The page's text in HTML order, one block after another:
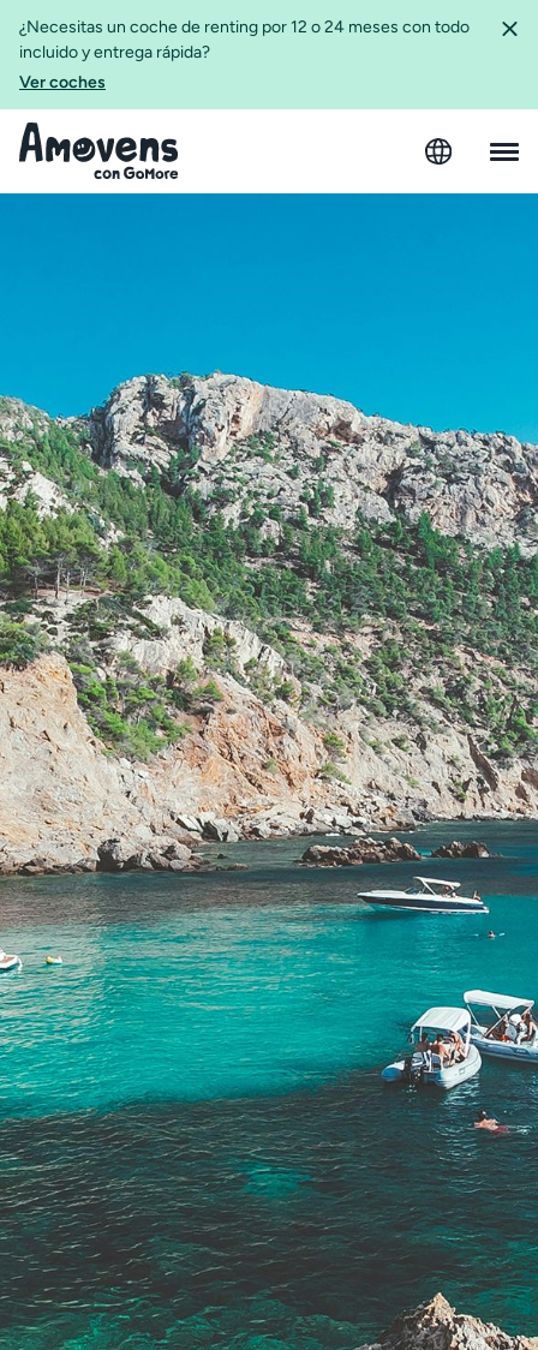
¿Necesitas un coche de renting por 12 o 24 meses con todo
incluido y entrega rápida?
Ver coches